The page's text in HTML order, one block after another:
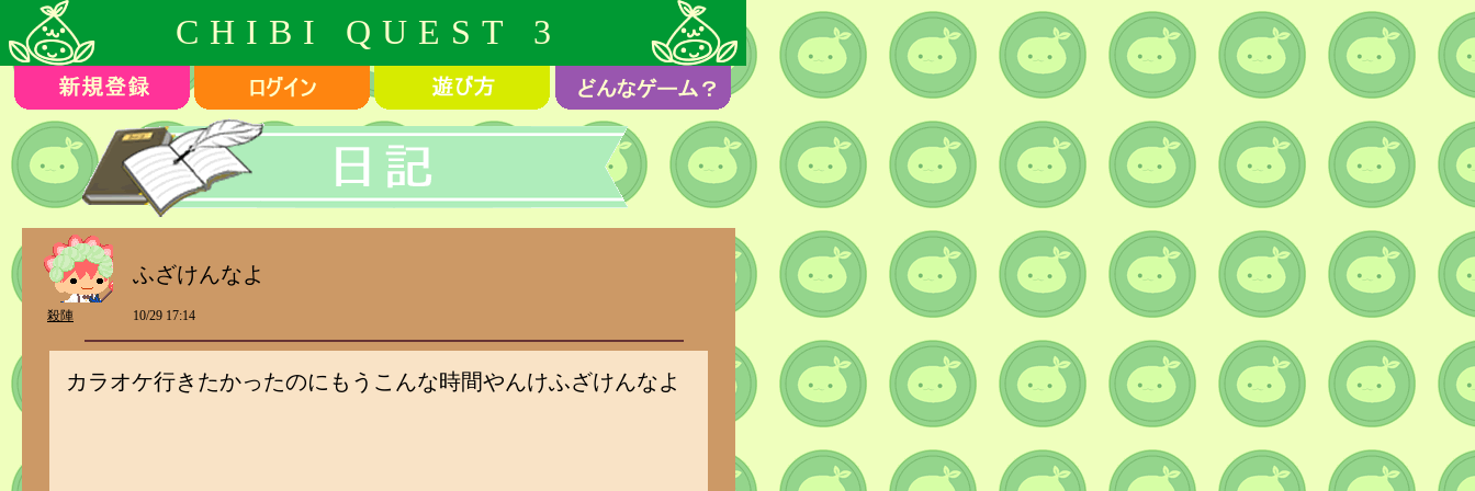
CHIBI QUEST 3
ふざけんなよ
殺陣 10/29 17:14
カラオケ行きたかったのにもうこんな時間やんけふざけんなよ